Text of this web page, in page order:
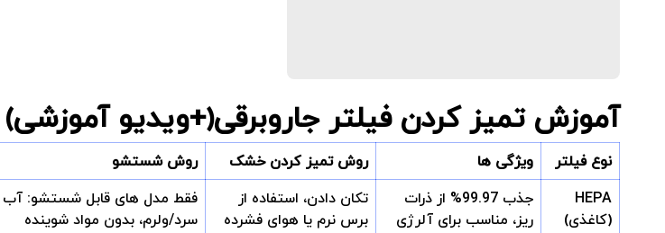
آموزش تمیز کردن فیلتر جاروبرقی(+ویدیو آموزشی)
نوع فیلتر ویژگی ها روش تمیز کردن خشک روش شستشو
HEPA
(کاغذی)
جذب 99.97% از ذرات
ریز، مناسب برای آلرژی
تکان دادن، استفاده از
برس نرم یا هوای فشرده
فقط مدل های قابل شستشو: آب
سرد/ولرم، بدون مواد شوینده